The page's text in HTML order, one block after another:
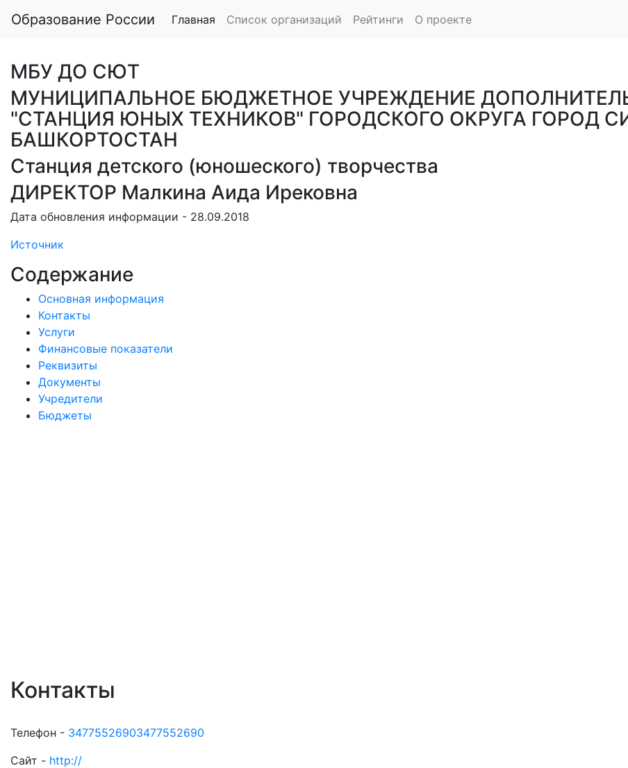
Образование России Главная Список организаций Рейтинги О проекте
МБУ ДО СЮТ
МУНИЦИПАЛЬНОЕ БЮДЖЕТНОЕ УЧРЕЖДЕНИЕ
"СТАНЦИЯ ЮНЫХ ТЕХНИКОВ" ГОРОДСКОГО ОКРУГА ГОРОД
БАШКОРТОСТАН
Станция детского (юношеского) творчества
ДИРЕКТОР Малкина Аида Ирековна
Дата обновления информации - 28.09.2018
Источник
Содержание
Основная информация
Контакты
Услуги
Финансовые показатели
Реквизиты
Документы
Учредители
Бюджеты
Контакты
Телефон - 34775526903477552690
Сайт - http://